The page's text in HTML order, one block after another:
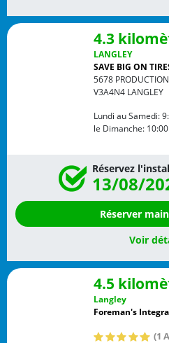
4.3
LANGLEY
SAVE BIG ON
5678
V3A4N4 LANGLEY
Lundi au Samedi:
le Dimanche:
Réservez
13/08/
Réserver
Voir
4.5
Langley
Foreman's
(1